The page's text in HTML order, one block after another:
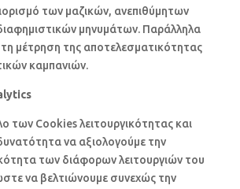
των μαζικών, ανεπιθύμητων
μηνυμάτων. Παράλληλα
μέτρηση της αποτελεσματικότητας
καμπανιών.
των Cookies λειτουργικότητας και
να αξιολογούμε την
των διάφορων λειτουργιών του
να βελτιώνουμε συνεχώς την